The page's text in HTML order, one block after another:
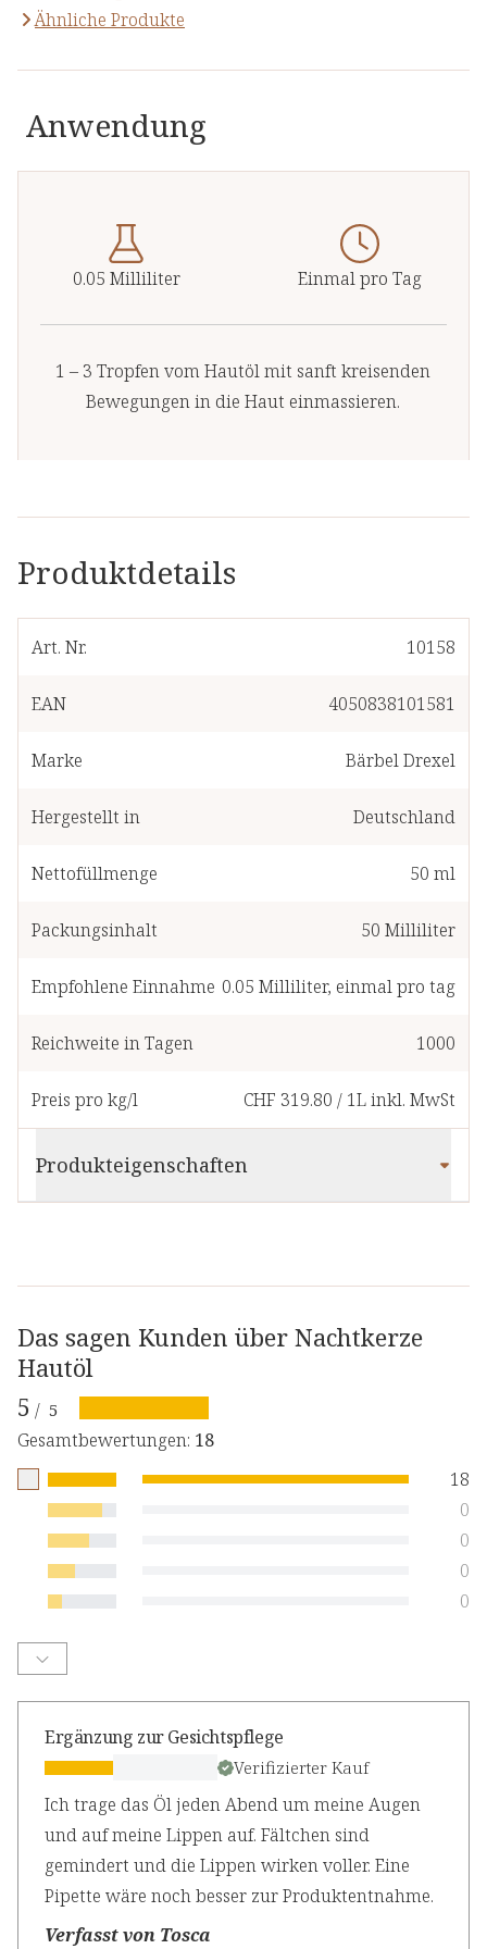
Ähnliche Produkte
Anwendung
0.05 Milliliter Einmal pro Tag
1 – 3 Tropfen vom Hautöl mit sanft kreisenden
Bewegungen in die Haut einmassieren.
Produktdetails
Art. Nr. 10158
EAN 4050838101581
Marke Bärbel Drexel
Hergestellt in Deutschland
Nettofüllmenge 50 ml
Packungsinhalt 50 Milliliter
Empfohlene Einnahme 0.05 Milliliter, einmal pro tag
Reichweite in Tagen 1000
Preis pro kg/l CHF 319.80 / 1Linkl. MwSt
Produkteigenschaften
Das sagen Kunden über Nachtkerze
Hautöl
5 / 5
Gesamtbewertungen: 18
18
0
0
0
0
Ergänzung zur Gesichtspflege
Verifizierter Kauf
Ich trage das Öl jeden Abend um meine Augen
und auf meine Lippen auf. Fältchen sind
gemindert und die Lippen wirken voller. Eine
Pipette wäre noch besser zur Produktentnahme.
Verfasst von Tosca